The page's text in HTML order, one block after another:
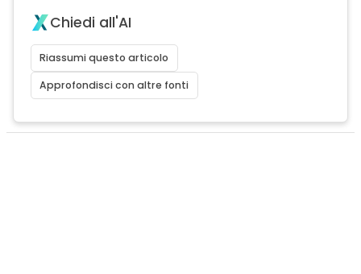
Chiedi all'AI
Riassumi questo articolo
Approfondisci con altre fonti